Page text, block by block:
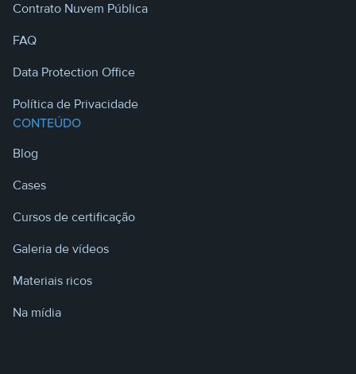
Contrato Nuvem Pública
FAQ
Data Protection Office
Política de Privacidade
CONTEÚDO
Blog
Cases
Cursos de certificação
Galeria de vídeos
Materiais ricos
Na mídia